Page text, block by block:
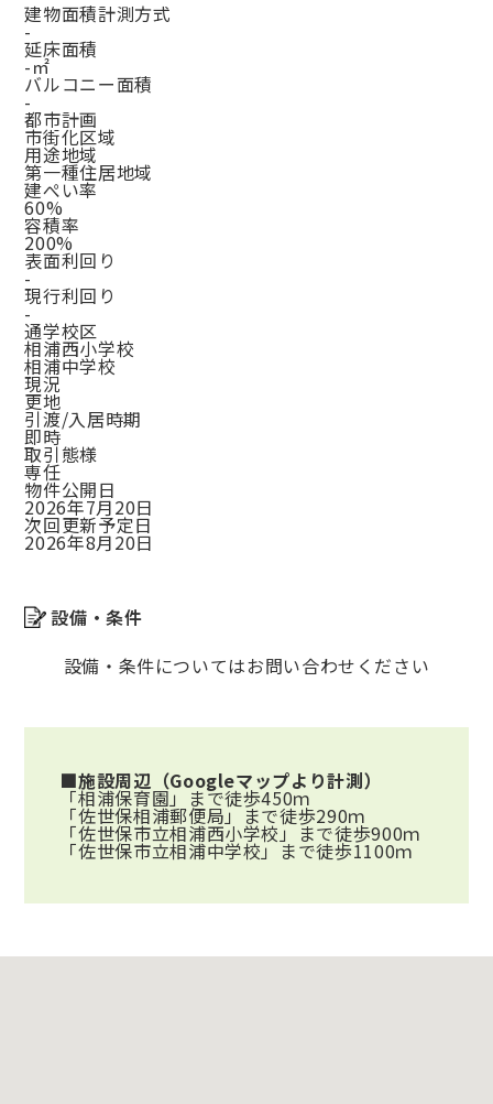
建物面積計測方式
-
延床面積
-㎡
バルコニー面積
-
都市計画
市街化区域
用途地域
第一種住居地域
建ぺい率
60%
容積率
200%
表面利回り
-
現行利回り
-
通学校区
相浦西小学校
相浦中学校
現況
更地
引渡/入居時期
即時
取引態様
専任
物件公開日
2026年7月20日
次回更新予定日
2026年8月20日
設備・条件
設備・条件についてはお問い合わせください
■施設周辺（Googleマップより計測）
「相浦保育園」まで徒歩450ｍ
「佐世保相浦郵便局」まで徒歩290ｍ
「佐世保市立相浦西小学校」まで徒歩900ｍ
「佐世保市立相浦中学校」まで徒歩1100ｍ